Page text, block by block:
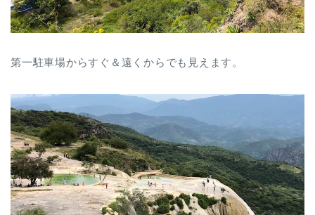
第一駐車場からすぐ＆遠くからでも見えます。